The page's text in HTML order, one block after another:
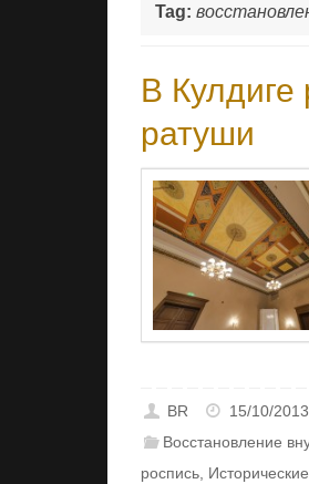
Tag:
В Кулдиге
ратуши
BR
15/10/2013
Восстановление
роспись,